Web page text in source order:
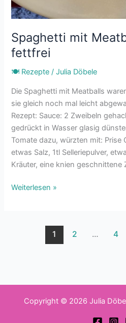
Spaghetti mit
fettfrei
🍽 Rezepte /Julia Döbele
Die Spaghetti mit Meatballs
sie gleich noch mal leicht
Rezept: Sauce: 2 Zweibeln
gedrückt in Wasser glasig
Tomate dazu, würzten mit: Prise
etwas Salz, 1tl Selleriepulver,
Kräuter, eine knien geschnittene
Weiterlesen »
1 2 … 4
Copyright © 2026 Julia